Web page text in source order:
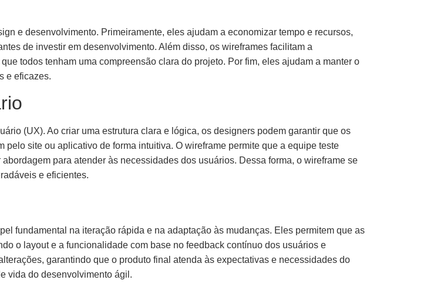
e desenvolvimento. Primeiramente, eles ajudam a economizar tempo e recursos,
de investir em desenvolvimento. Além disso, os wireframes facilitam a
todos tenham uma compreensão clara do projeto. Por fim, eles ajudam a manter o
e eficazes.
(UX). Ao criar uma estrutura clara e lógica, os designers podem garantir que os
site ou aplicativo de forma intuitiva. O wireframe permite que a equipe teste
para atender às necessidades dos usuários. Dessa forma, o wireframe se
e eficientes.
fundamental na iteração rápida e na adaptação às mudanças. Eles permitem que as
o layout e a funcionalidade com base no feedback contínuo dos usuários e
garantindo que o produto final atenda às expectativas e necessidades do
vida do desenvolvimento ágil.